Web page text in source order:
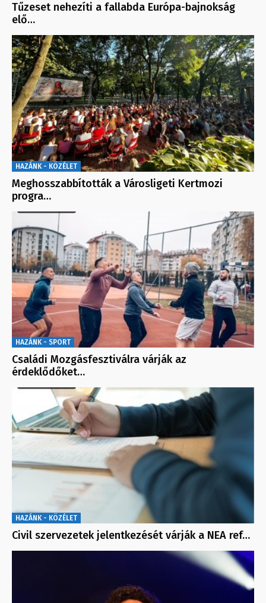
Tűzeset nehezíti a fallabda Európa-bajnokság
elő…
HAZÁNK - KÖZÉLET
Meghosszabbították a Városligeti Kertmozi
progra…
HAZÁNK - SPORT
Családi Mozgásfesztiválra várják az
érdeklődőket…
HAZÁNK - KÖZÉLET
Civil szervezetek jelentkezését várják a NEA ref…